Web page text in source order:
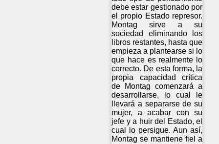
debe estar gestionado por
el propio Estado represor.
Montag sirve a su
sociedad eliminando los
libros restantes, hasta que
empieza a plantearse si lo
que hace es realmente lo
correcto. De esta forma, la
propia capacidad crítica
de Montag comenzará a
desarrollarse, lo cual le
llevará a separarse de su
mujer, a acabar con su
jefe y a huir del Estado, el
cual lo persigue. Aun así,
Montag se mantiene fiel a